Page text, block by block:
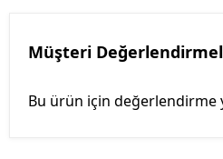
Müşteri
Bu ürün için değerlendirme